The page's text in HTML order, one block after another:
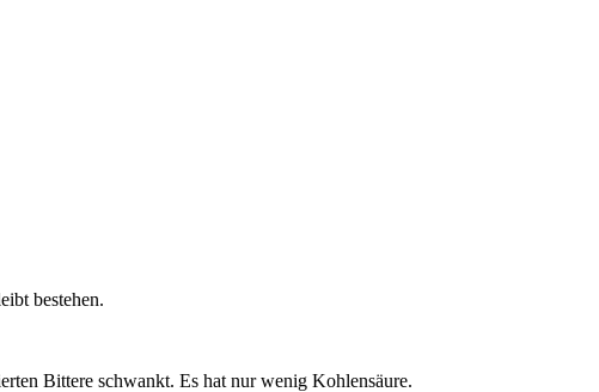
bestehen.
Bittere schwankt. Es hat nur wenig Kohlensäure.